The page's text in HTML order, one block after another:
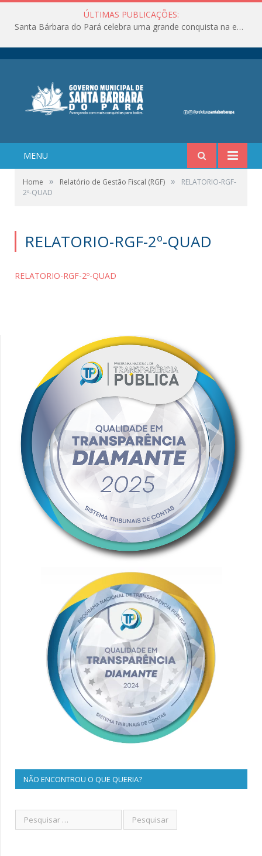
ÚLTIMAS PUBLICAÇÕES:
Santa Bárbara do Pará celebra uma grande conquista na educação!
MENU
Home » Relatório de Gestão Fiscal (RGF) »
RELATORIO-RGF-
2º-QUAD
RELATORIO-RGF-2º-QUAD
RELATORIO-RGF-2º-QUAD
NÃO ENCONTROU O QUE QUERIA?